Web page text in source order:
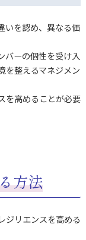
いを認め、異なる価
バーの個性を受け入
を整えるマネジメン
を高めることが必要
方法
ジリエンスを高める